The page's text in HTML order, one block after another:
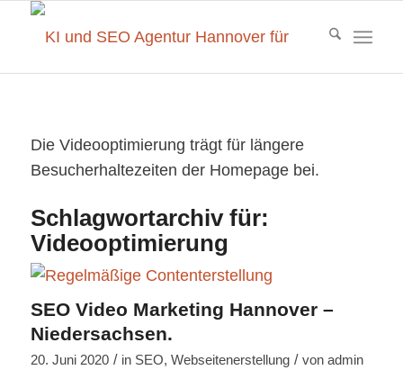
Die Videooptimierung trägt für längere
Besucherhaltezeiten der Homepage bei.
Schlagwortarchiv für:
Videooptimierung
SEO Video Marketing Hannover –
Niedersachsen.
20. Juni 2020 / in SEO, Webseitenerstellung / von admin